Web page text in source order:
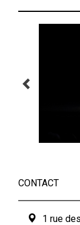
CONTACT
1 rue